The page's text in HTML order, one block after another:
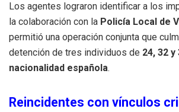
Los agentes lograron identificar a los
la colaboración con la Policía Local de
permitió una operación conjunta que
detención de tres individuos de 24, 32 y
nacionalidad española.
Reincidentes con vínculos